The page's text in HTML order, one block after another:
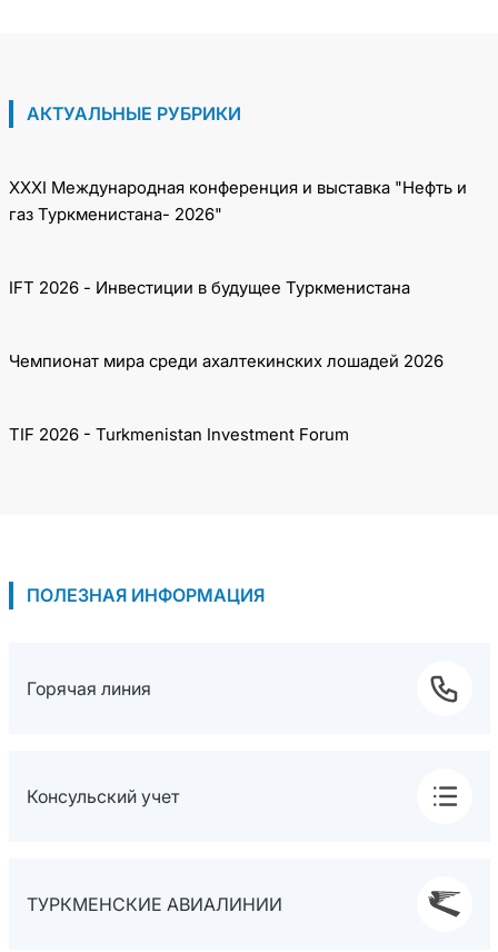
АКТУАЛЬНЫЕ РУБРИКИ
XXXI Международная конференция и выставка "Нефть и
газ Туркменистана- 2026"
IFT 2026 - Инвестиции в будущее Туркменистана
Чемпионат мира среди ахалтекинских лошадей 2026
TIF 2026 - Turkmenistan Investment Forum
ПОЛЕЗНАЯ ИНФОРМАЦИЯ
Горячая линия
Консульский учет
ТУРКМЕНСКИЕ АВИАЛИНИИ